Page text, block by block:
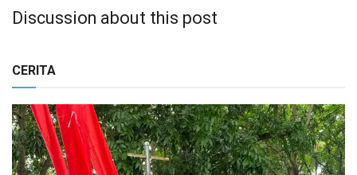
Discussion about this post
CERITA